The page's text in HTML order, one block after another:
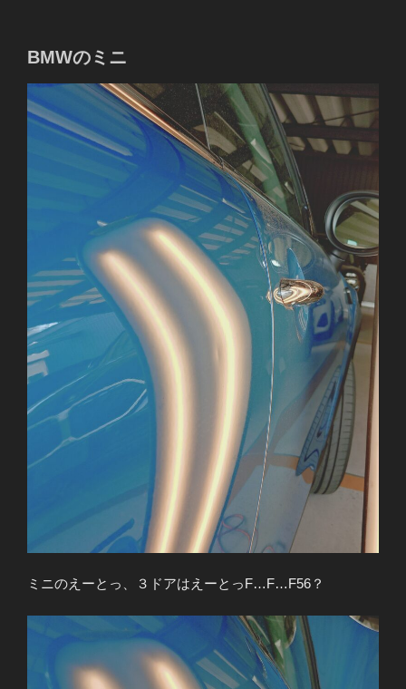
BMWのミニ
ミニのえーとっ、３ドアはえーとっF…F…F56？